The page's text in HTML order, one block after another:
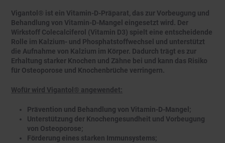
Vigantol® ist ein Vitamin-D-Präparat, das zur Vorbeugung und
Behandlung von Vitamin-D-Mangel eingesetzt wird. Der
Wirkstoff Colecalciferol (Vitamin D3) spielt eine entscheidende
Rolle im Kalzium- und Phosphatstoffwechsel und unterstützt
die Aufnahme von Kalzium im Körper. Dadurch trägt es zur
Erhaltung starker Knochen und Zähne bei und kann das Risiko
für Osteoporose und Knochenbrüche verringern.
Wofür wird Vigantol® angewendet:
Prävention und Behandlung von Vitamin-D-Mangel;
Unterstützung der Knochengesundheit und Vorbeugung
von Osteoporose;
Förderung eines starken Immunsystems;